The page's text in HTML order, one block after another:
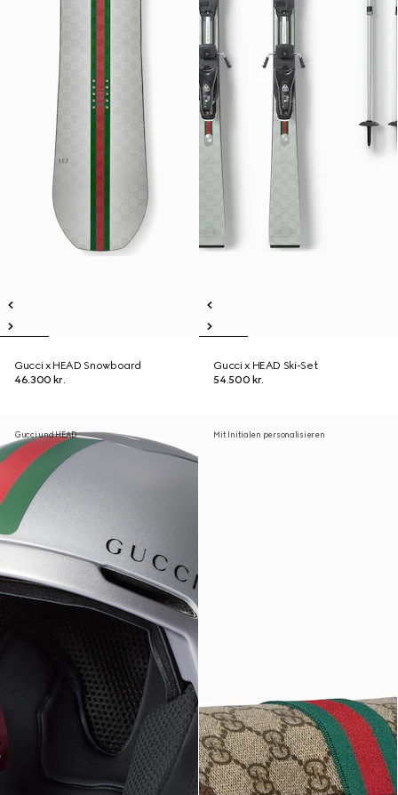
Gucci x HEAD Snowboard
46.300 kr.
Gucci x HEAD Ski-Set
54.500 kr.
Gucci und HEAD Mit Initialen personalisieren